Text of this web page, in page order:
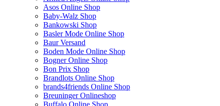
Asos Online Shop
Baby-Walz Shop
Bankowski Shop
Basler Mode Online Shop
Baur Versand
Boden Mode Online Shop
Bogner Online Shop
Bon Prix Shop
Brandlots Online Shop
brands4friends Online Shop
Breuninger Onlineshop
Buffalo Online Shop